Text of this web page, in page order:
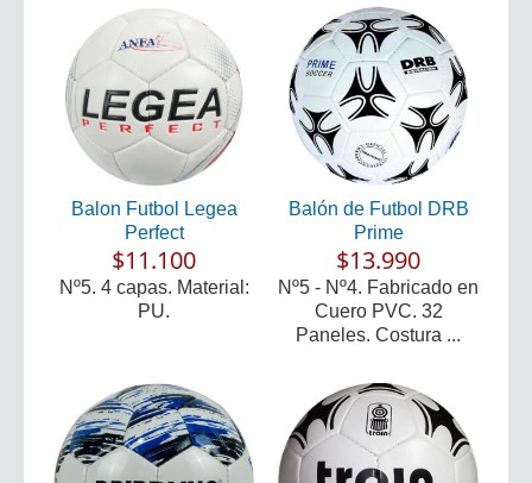
Balon Futbol Legea
Perfect
$11.100
Nº5. 4 capas. Material:
PU.
Balón de Futbol DRB
Prime
$13.990
Nº5 - Nº4. Fabricado en
Cuero PVC. 32
Paneles. Costura ...